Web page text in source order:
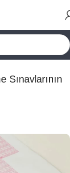
Sınavlarının